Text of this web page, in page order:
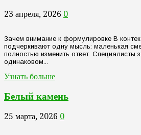
23 апреля, 2026 0
Зачем внимание к формулировке В
подчеркивают одну мысль: маленькая
полностью изменить ответ. Специалисты
одинаковом...
Узнать больше
Белый камень
25 марта, 2026 0